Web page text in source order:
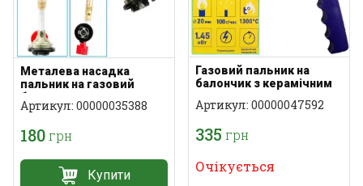
Металева насадка
пальник на газовий
балон
Артикул: 00000035388
180грн
Купити
Газовий пальник на
балончик з керамічним
Артикул: 00000047592
335 грн
Очікується